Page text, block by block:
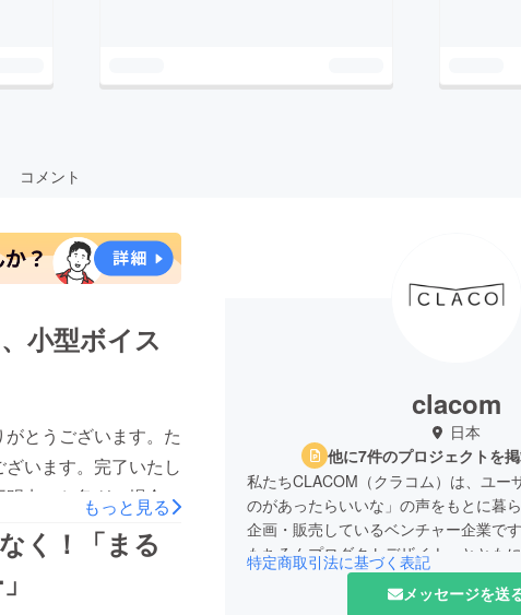
コメント
小型ボイス
とうございます。た
います。完了いたし
点、お急ぎの場合な
どうぞよろしくお願
もっと見る
く！「まる
clacom
日本
他に7件のプロジェクトを
私たちCLACOM（クラコム）は、ユー
のがあったらいいな」の声をもとに暮
企画・販売しているベンチャー企業で
もちろんプロダクトデザイナーととも
までこだわりものづくりをしておりま
ザーさんの暮らしを少しでもより豊か
特定商取引法に基づく表記
メッセージを送